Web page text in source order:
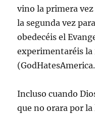
vino la primera vez
la segunda vez
obedecéis el
experimentaréis la
Incluso cuando
que no orara por